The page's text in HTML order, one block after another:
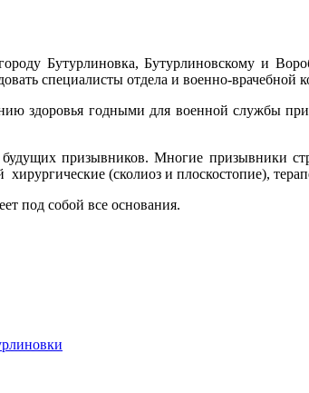
Бутурлиновка, Бутурлиновскому и
специалисты отдела и военно-врачебной
здоровья годными для военной службы
призывников. Многие призывники
(сколиоз и плоскостопие),
под собой все основания.